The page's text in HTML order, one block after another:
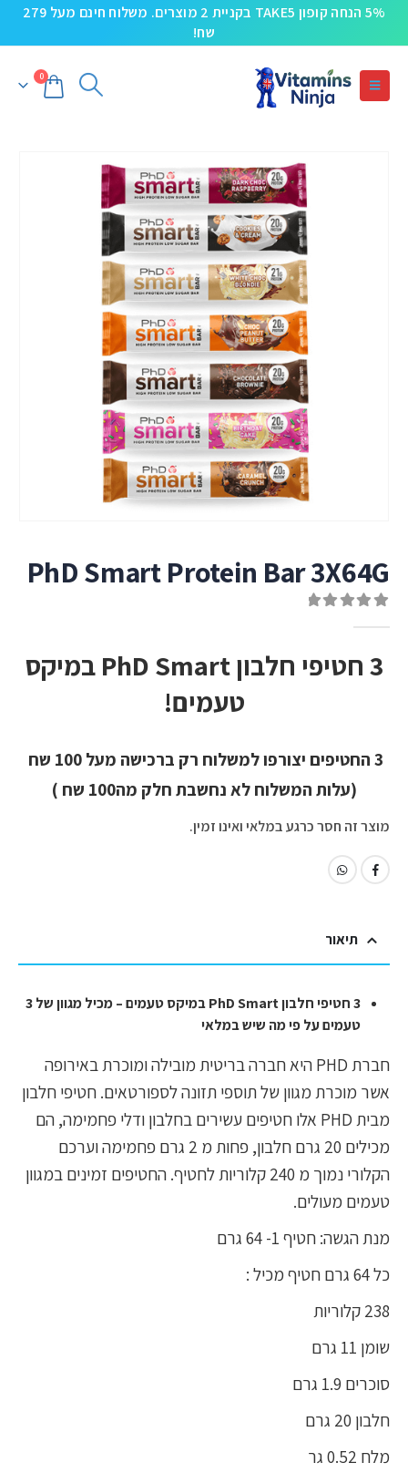
5% הנחה קופון TAKE5 בקניית 2 מוצרים. משלוח חינם מעל 279
שח!
0
PhD Smart Protein Bar 3X64G
3 חטיפי חלבון PhD Smart במיקס
טעמים!
3 החטיפים יצורפו למשלוח רק ברכישה מעל 100 שח
(עלות המשלוח לא נחשבת חלק מה100 שח )
מוצר זה חסר כרגע במלאי ואינו זמין.
תיאור
3 חטיפי חלבון PhD Smart במיקס טעמים – מכיל מגוון של 3
טעמים על פי מה שיש במלאי
חברת PHD היא חברה בריטית מובילה ומוכרת באירופה
אשר מוכרת מגוון של תוספי תזונה לספורטאים. חטיפי חלבון
מבית PHD אלו חטיפים עשירים בחלבון ודלי פחמימה, הם
מכילים 20 גרם חלבון, פחות מ 2 גרם פחמימה וערכם
הקלורי נמוך מ 240 קלוריות לחטיף. החטיפים זמינים במגוון
טעמים מעולים.
מנת הגשה: חטיף 1- 64 גרם
כל 64 גרם חטיף מכיל :
238 קלוריות
שומן 11 גרם
סוכרים 1.9 גרם
חלבון 20 גרם
מלח 0.52 גר